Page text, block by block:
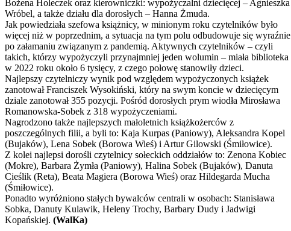
Bożena Holeczek oraz kierowniczki: wypożyczalni dziecięcej – Agnieszka
Wróbel, a także działu dla dorosłych – Hanna Żmuda.
Jak powiedziała szefowa książnicy, w minionym roku czytelników było
więcej niż w poprzednim, a sytuacja na tym polu odbudowuje się wyraźnie
po załamaniu związanym z pandemią. Aktywnych czytelników – czyli
takich, którzy wypożyczyli przynajmniej jeden wolumin – miała biblioteka
w 2022 roku około 6 tysięcy, z czego połowę stanowiły dzieci.
Najlepszy czytelniczy wynik pod względem wypożyczonych książek
zanotował Franciszek Wysokiński, który na swym koncie w dziecięcym
dziale zanotował 355 pozycji. Pośród dorosłych prym wiodła Mirosława
Romanowska-Sobek z 318 wypożyczeniami.
Nagrodzono także najlepszych małoletnich książkożerców z
poszczególnych filii, a byli to: Kaja Kurpas (Paniowy), Aleksandra Kopel
(Bujaków), Lena Sobek (Borowa Wieś) i Artur Gilowski (Śmiłowice).
Z kolei najlepsi dorośli czytelnicy sołeckich oddziałów to: Zenona Kobiec
(Mokre), Barbara Żymła (Paniowy), Halina Sobek (Bujaków), Danuta
Cieślik (Reta), Beata Magiera (Borowa Wieś) oraz Hildegarda Mucha
(Śmiłowice).
Ponadto wyróżniono stałych bywalców centrali w osobach: Stanisława
Sobka, Danuty Kulawik, Heleny Trochy, Barbary Dudy i Jadwigi
Kopańskiej. (WalKa)